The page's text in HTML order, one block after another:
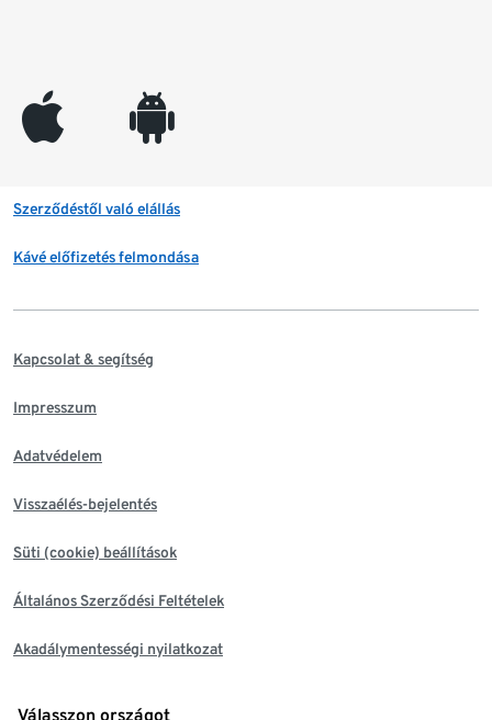
appleinc android
Szerződéstől való elállás
Kávé előfizetés felmondása
Kapcsolat & segítség
Impresszum
Adatvédelem
Visszaélés-bejelentés
Süti (cookie) beállítások
Általános Szerződési Feltételek
Akadálymentességi nyilatkozat
Válasszon országot